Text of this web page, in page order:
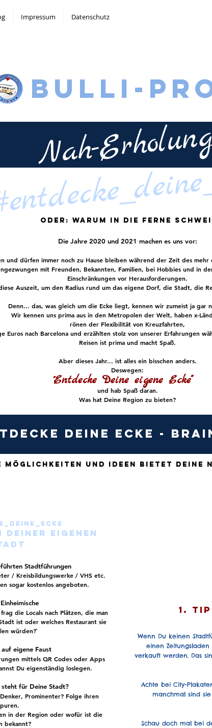
Impressum Datenschutz
Bulli-
Nah-
oder: warum in die ferne
Die Jahre 2020 und 2021 machen es uns vor:
und dürfen immer noch zu Hause bleiben während der Zeit des mehr
mit Freunden, Bekannten, Familien, bei Hobbies und in
Einschränkungen vor Herausforderungen.
Auszeit, um den Radius rund um das eigene Dorf, die Stadt, die
Denn... das, was gleich um die Ecke liegt, kennen wir zumeist ja gar
Wir kennen uns prima aus in den Metropolen der Welt, haben x-
rönen der Flexibilität von Kreuzfahrten,
Euros nach Barcelona und erzählten stolz von unserer Erfahrungen
Reisen ist prima und macht Spaß.
Aber dieses Jahr... ist alles ein bisschen anders.
Deswegen:
Entdecke Deine eigene Ecke"
und hab Spaß daran.
Was hat Deine Region zu bieten?
Deine Ecke -
möglichkeiten und Ideen bietet deine
eigenen
Stadtführungen
/ Kreisbildungswerke / VHS etc.
sogar kostenlos angeboten.
die Locals nach Plätzen, die man
ist oder welches Restaurant sie
würden?`
eigene Faust
mittels QR Codes oder Apps
Du eigenständig loslegen.
für Deine Stadt?
Denker, Prominenter? Folge ihren
in der Region oder wofür ist die
bekannt?
1.
Wenn Du keinen
einen
verkauft werden. Das
Achte bei City-
manchmal sind
Schau doch mal bei